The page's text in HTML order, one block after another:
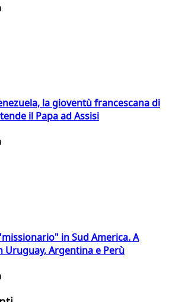
la gioventù francescana di
il Papa ad Assisi
in Sud America. A
Uruguay, Argentina e Perù